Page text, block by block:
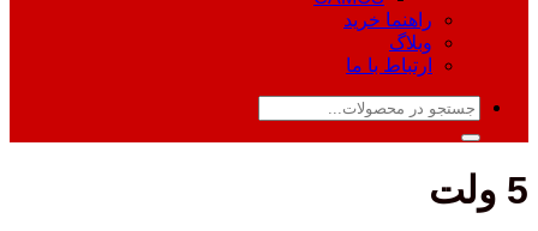
راهنما خرید
وبلاگ
ارتباط با ما
جستجو
5 ولت